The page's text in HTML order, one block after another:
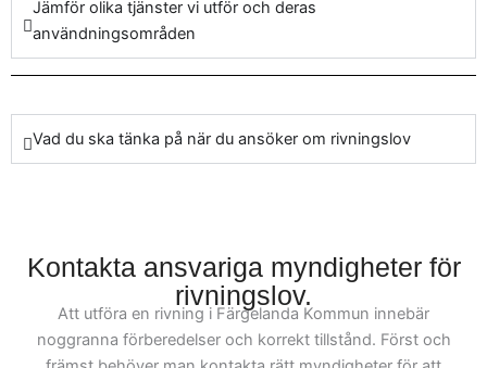
engagemang. Genom vår
omfattande erfarenhet
dig unika lösningar som
Kontakta våra rivare och
hantverkare för rådgivning
och säkra lösningar i din
nästa
Jämför olika tjänster vi utför och deras
användningsområden
Vad du ska tänka på när du ansöker om rivningslov
Kontakta ansvariga myndigheter för
rivningslov.
Att utföra en rivning i Färgelanda Kommun innebär
noggranna förberedelser och korrekt tillstånd. Först och